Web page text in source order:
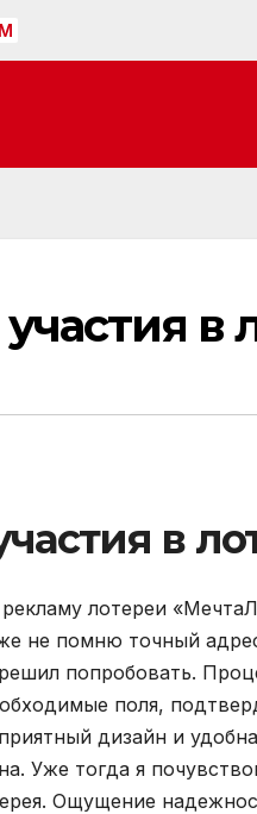
в
в
лотереи
не помню точный
попробовать.
поля,
дизайн и
Уже тогда я
Ощущение